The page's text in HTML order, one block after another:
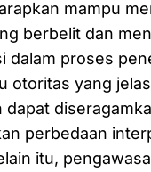
mampu
berbelit dan
dalam proses
otoritas yang
dapat
perbedaan
itu,